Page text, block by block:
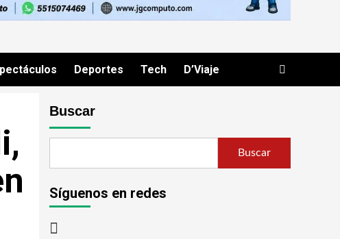
Deportes Tech D’Viaje
Buscar
Buscar
Síguenos en redes